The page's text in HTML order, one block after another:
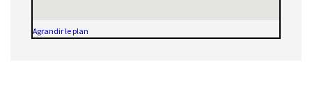
Agrandir le plan